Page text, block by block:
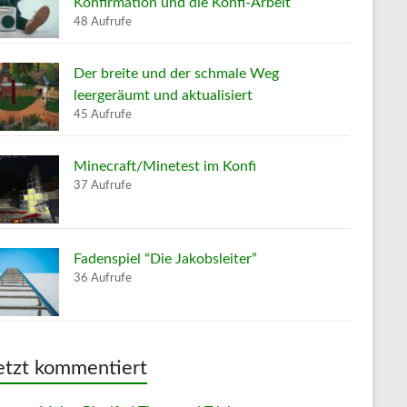
48 Aufrufe
Der breite und der schmale Weg
leergeräumt und aktualisiert
45 Aufrufe
Minecraft/Minetest im Konfi
37 Aufrufe
Fadenspiel “Die Jakobsleiter”
36 Aufrufe
kommentiert